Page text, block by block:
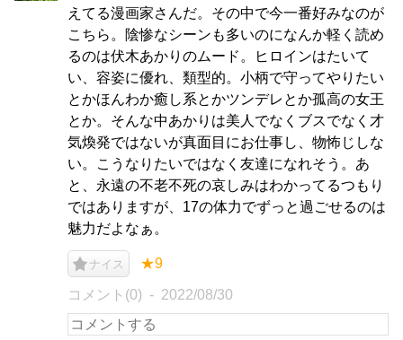
えてる漫画家さんだ。その中で今一番好みなのが
こちら。陰惨なシーンも多いのになんか軽く読め
るのは伏木あかりのムード。ヒロインはたいて
い、容姿に優れ、類型的。小柄で守ってやりたい
とかほんわか癒し系とかツンデレとか孤高の女王
とか。そんな中あかりは美人でなくブスでなく才
気煥発ではないが真面目にお仕事し、物怖じしな
い。こうなりたいではなく友達になれそう。あ
と、永遠の不老不死の哀しみはわかってるつもり
ではありますが、17の体力でずっと過ごせるのは
魅力だよなぁ。
ナイス ★9
コメント(0) 2022/08/30